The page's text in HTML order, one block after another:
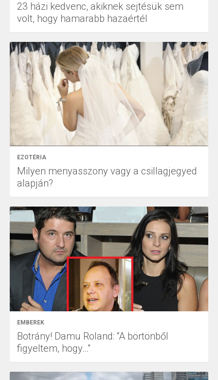
23 házi kedvenc, akiknek sejtésük sem
volt, hogy hamarabb hazaértél
EZOTÉRIA
Milyen menyasszony vagy a csillagjegyed
alapján?
EMBEREK
Botrány! Damu Roland: “A börtönből
figyeltem, hogy…”